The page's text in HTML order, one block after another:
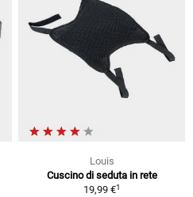
Louis
Cuscino di seduta in rete
19,99 €1